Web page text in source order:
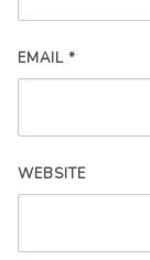
EMAIL *
WEBSITE